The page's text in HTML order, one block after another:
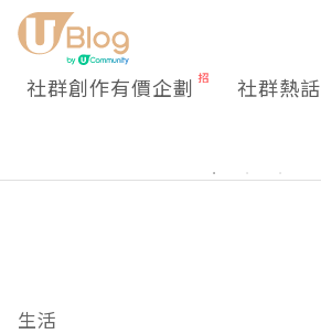
社群創作有價企劃 社群熱話
生活